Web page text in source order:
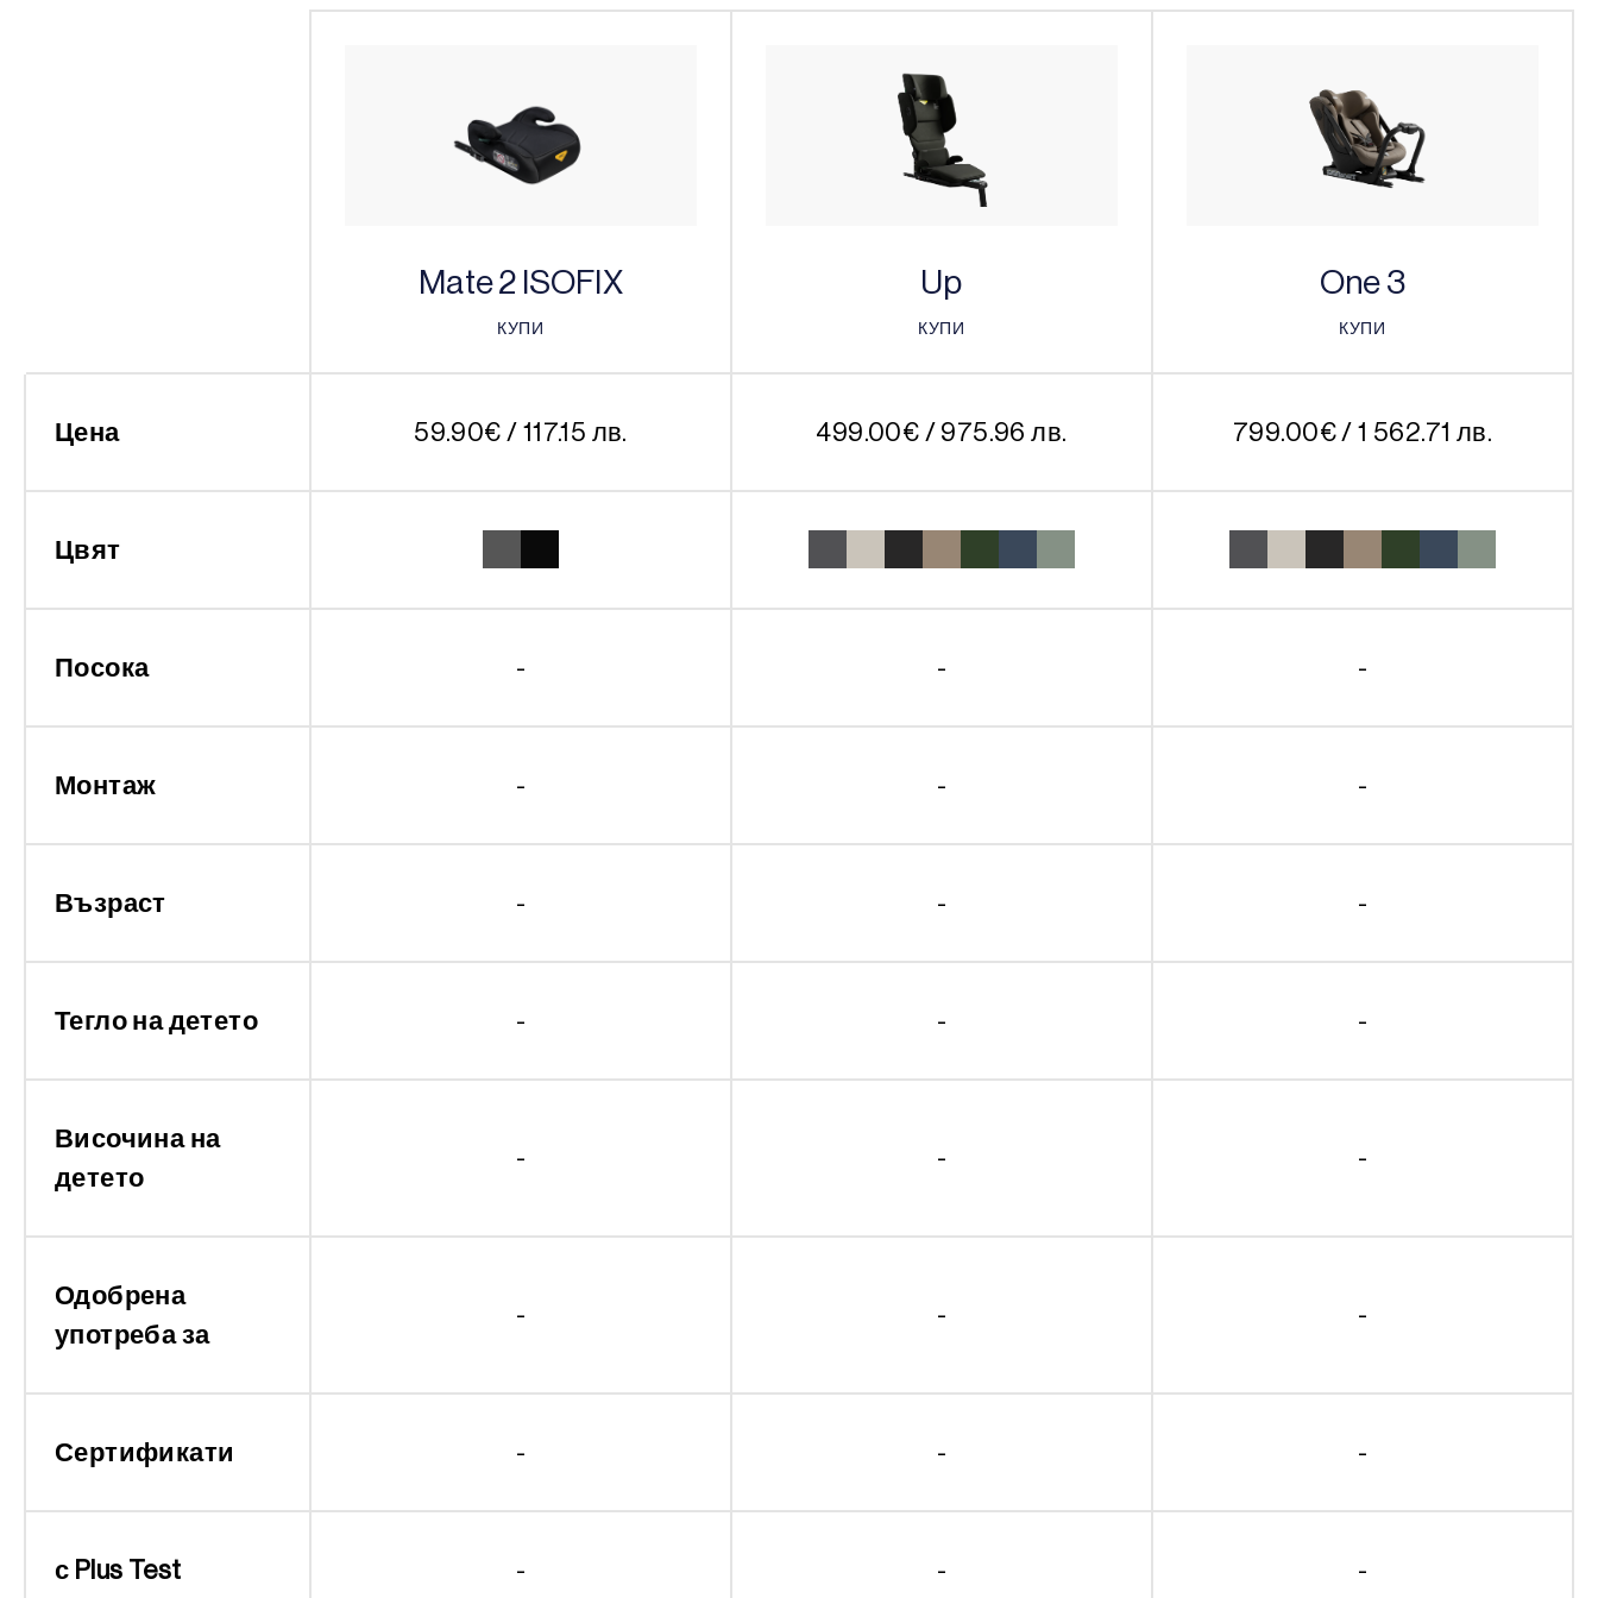
Mate 2 ISOFIX
КУПИ
Up
КУПИ
One 3
КУПИ
Цена 59.90€ / 117.15 лв. 499.00€ / 975.96 лв. 799.00€/ 1 562.71 лв.
Цвят
Посока - - -
Монтаж - - -
Възраст - - -
Тегло на детето - - -
Височина на
детето
- - -
Одобрена
употреба за
- - -
Сертификати - - -
с Plus Test - - -